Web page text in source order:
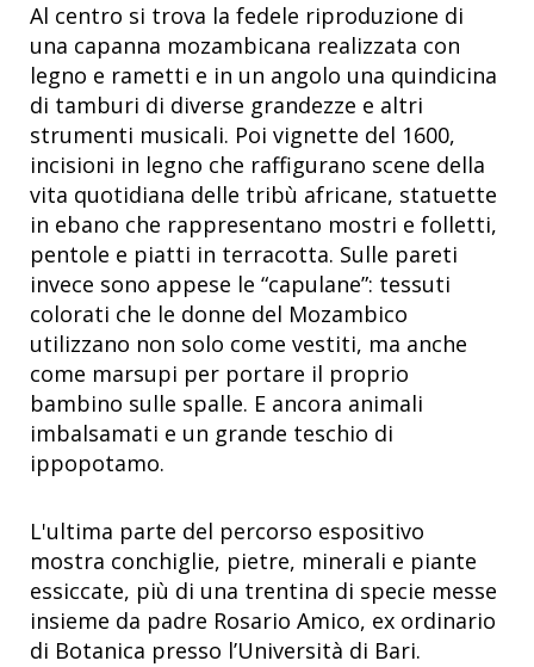
Al centro si trova la fedele riproduzione di
una capanna mozambicana realizzata con
legno e rametti e in un angolo una quindicina
di tamburi di diverse grandezze e altri
strumenti musicali. Poi vignette del 1600,
incisioni in legno che raffigurano scene della
vita quotidiana delle tribù africane, statuette
in ebano che rappresentano mostri e folletti,
pentole e piatti in terracotta. Sulle pareti
invece sono appese le “capulane”: tessuti
colorati che le donne del Mozambico
utilizzano non solo come vestiti, ma anche
come marsupi per portare il proprio
bambino sulle spalle. E ancora animali
imbalsamati e un grande teschio di
ippopotamo.
L'ultima parte del percorso espositivo
mostra conchiglie, pietre, minerali e piante
essiccate, più di una trentina di specie messe
insieme da padre Rosario Amico, ex ordinario
di Botanica presso l’Università di Bari.